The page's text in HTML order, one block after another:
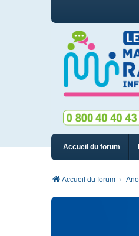
Accueil du forum
Accueil du forum